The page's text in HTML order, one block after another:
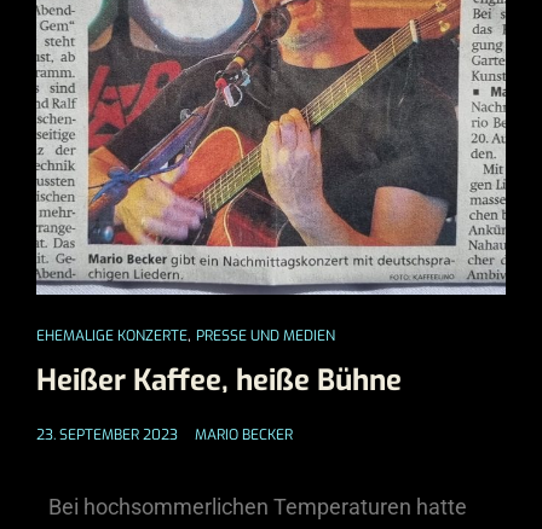
EHEMALIGE KONZERTE, PRESSE UND MEDIEN
Heißer Kaffee, heiße Bühne
23. SEPTEMBER 2023 MARIO BECKER
Bei hochsommerlichen Temperaturen hatte